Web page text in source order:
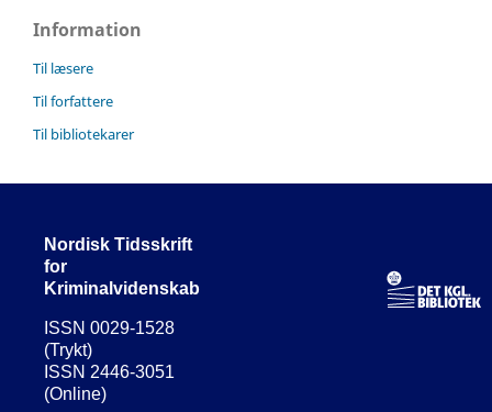
Information
Til læsere
Til forfattere
Til bibliotekarer
Nordisk Tidsskrift
for
Kriminalvidenskab
ISSN 0029-1528
(Trykt)
ISSN 2446-3051
(Online)